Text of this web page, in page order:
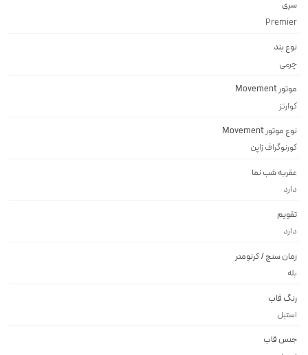
سری
Premier
نوع بند
چرمی
موتور Movement
کوارتز
نوع موتور Movement
کورنوگراف ژاپن
عقربه شب نما
دارد
تقویم
دارد
زمان سنج / کرنومتر
رنگ قاب
استيل
جنس قاب